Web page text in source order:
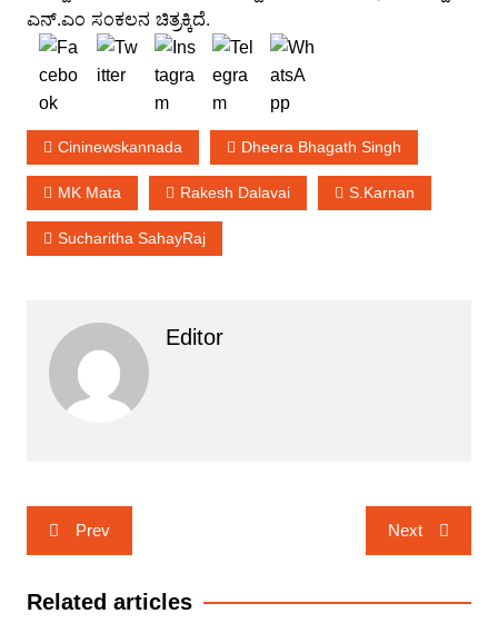
ಎನ್.ಎಂ ಸಂಕಲನ ಚಿತ್ರಕ್ಕಿದೆ.
Cininewskannada Dheera Bhagath Singh
MK Mata Rakesh Dalavai S.Karnan
Sucharitha SahayRaj
Editor
Post
navigation
Prev Next
Related articles